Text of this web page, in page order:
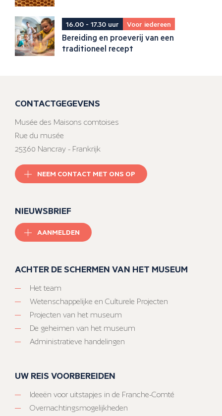
16.00 - 17.30 uur Voor iedereen
Bereiding en proeverij van een
traditioneel recept
CONTACTGEGEVENS
Musée des Maisons comtoises
Rue du musée
25360 Nancray - Frankrijk
NEEM CONTACT MET ONS OP
NIEUWSBRIEF
AANMELDEN
ACHTER DE SCHERMEN VAN HET MUSEUM
Het team
Wetenschappelijke en Culturele Projecten
Projecten van het museum
De geheimen van het museum
Administratieve handelingen
UW REIS VOORBEREIDEN
Ideeën voor uitstapjes in de Franche-Comté
Overnachtingsmogelijkheden